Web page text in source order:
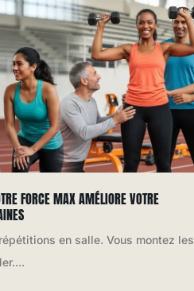
FORCE MAX AMÉLIORE VOTRE
en salle. Vous montez les